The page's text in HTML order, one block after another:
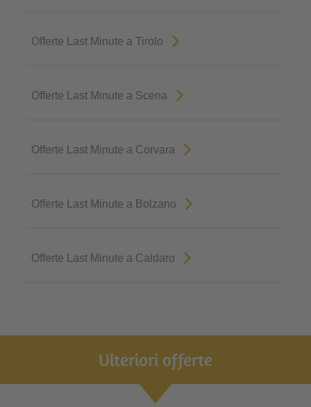
Offerte Last Minute a Tirolo
Offerte Last Minute a Scena
Offerte Last Minute a Corvara
Offerte Last Minute a Bolzano
Offerte Last Minute a Caldaro
Ulteriori offerte